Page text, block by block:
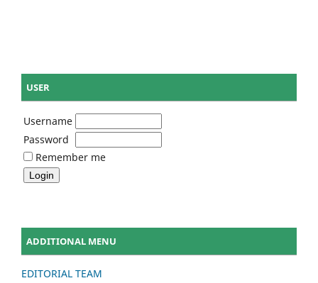
USER
Username
Password
Remember me
ADDITIONAL MENU
EDITORIAL TEAM